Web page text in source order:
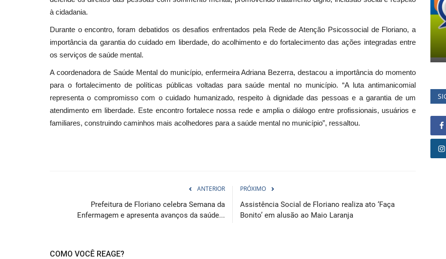
à cidadania.
Durante o encontro, foram debatidos os desafios enfrentados pela Rede de Atenção Psicossocial de Floriano, a
importância da garantia do cuidado em liberdade, do acolhimento e do fortalecimento das ações integradas entre
os serviços de saúde mental.
A coordenadora de Saúde Mental do município, enfermeira Adriana Bezerra, destacou a importância do momento
para o fortalecimento de políticas públicas voltadas para saúde mental no município. “A luta antimanicomial
representa o compromisso com o cuidado humanizado, respeito à dignidade das pessoas e a garantia de um
atendimento em liberdade. Este encontro fortalece nossa rede e amplia o diálogo entre profissionais, usuários e
familiares, construindo caminhos mais acolhedores para a saúde mental no município”, ressaltou.
ANTERIOR
Prefeitura de Floriano celebra Semana da
Enfermagem e apresenta avanços da saúde...
PRÓXIMO
Assistência Social de Floriano realiza ato ‘Faça
Bonito’ em alusão ao Maio Laranja
COMO VOCÊ REAGE?